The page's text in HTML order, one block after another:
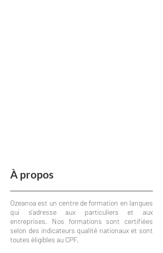
À propos
Ozeanoa est un centre de formation en langues
qui s'adresse aux particuliers et aux
entreprises. Nos formations sont certifiées
selon des indicateurs qualité nationaux et sont
toutes éligibles au CPF.